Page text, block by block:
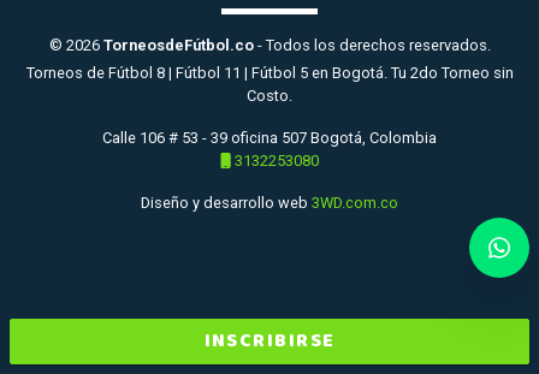
INSCRIBIRSE
© 2026 TorneosdeFútbol.co- Todos los derechos reservados.
Torneos de Fútbol 8 | Fútbol 11 | Fútbol 5 en Bogotá. Tu 2do Torneo sin
Costo.
Calle 106 # 53 - 39 oficina 507 Bogotá, Colombia
3132253080
Diseño y desarrollo web 3WD.com.co